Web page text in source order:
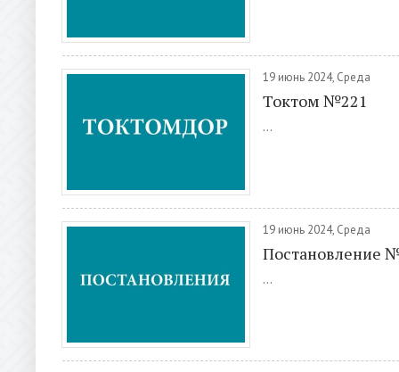
19 июнь 2024, Среда
Токтом №221
...
19 июнь 2024, Среда
Постановление
...